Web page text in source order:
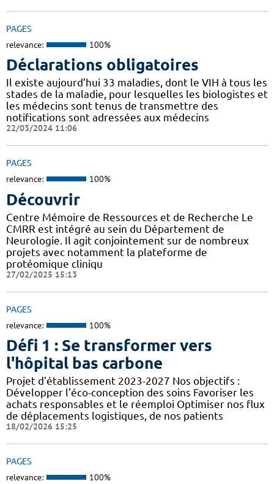
PAGES
relevance: 100%
Déclarations obligatoires
Il existe aujourd’hui 33 maladies, dont le VIH à tous les
stades de la maladie, pour lesquelles les biologistes et
les médecins sont tenus de transmettre des
notifications sont adressées aux médecins
22/03/2024 11:06
PAGES
relevance: 100%
Découvrir
Centre Mémoire de Ressources et de Recherche Le
CMRR est intégré au sein du Département de
Neurologie. Il agit conjointement sur de nombreux
projets avec notamment la plateforme de
protéomique cliniqu
27/02/2025 15:13
PAGES
relevance: 100%
Défi 1 : Se transformer vers
l'hôpital bas carbone
Projet d'établissement 2023-2027 Nos objectifs :
Développer l’éco-conception des soins Favoriser les
achats responsables et le réemploi Optimiser nos flux
de déplacements logistiques, de nos patients
18/02/2026 15:25
PAGES
relevance: 100%